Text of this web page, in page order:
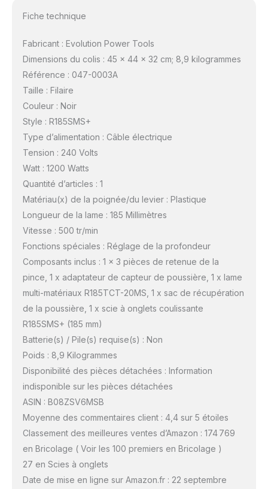
Fiche technique
Fabricant : Evolution Power Tools
Dimensions du colis : 45 x 44 x 32 cm; 8,9 kilogrammes
Référence : 047-0003A
Taille : Filaire
Couleur : Noir
Style : R185SMS+
Type d’alimentation : Câble électrique
Tension : 240 Volts
Watt : 1200 Watts
Quantité d’articles : 1
Matériau(x) de la poignée/du levier : Plastique
Longueur de la lame : 185 Millimètres
Vitesse : 500 tr/min
Fonctions spéciales : Réglage de la profondeur
Composants inclus : 1 x 3 pièces de retenue de la
pince, 1 x adaptateur de capteur de poussière, 1 x lame
multi-matériaux R185TCT-20MS, 1 x sac de récupération
de la poussière, 1 x scie à onglets coulissante
R185SMS+ (185 mm)
Batterie(s) / Pile(s) requise(s) : Non
Poids : 8,9 Kilogrammes
Disponibilité des pièces détachées : Information
indisponible sur les pièces détachées
ASIN : B08ZSV6MSB
Moyenne des commentaires client : 4,4 sur 5 étoiles
Classement des meilleures ventes d’Amazon : 174 769
en Bricolage ( Voir les 100 premiers en Bricolage )
27 en Scies à onglets
Date de mise en ligne sur Amazon.fr : 22 septembre